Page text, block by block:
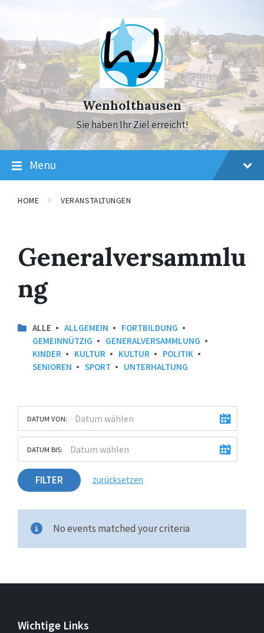
navigation
Wenholthausen
Sie haben Ihr Ziel erreicht!
Menu
HOME VERANSTALTUNGEN
Generalversammlu
ng
ALLE ALLGEMEIN
FORTBILDUNG
GEMEINNÜTZIG
GENERALVERSAMMLUNG
KINDER
KULTUR KULTUR
POLITIK
SENIOREN
SPORT UNTERHALTUNG
DATUM VON:
DATUM BIS:
FILTER zurücksetzen
No events matched your criteria
Wichtige Links